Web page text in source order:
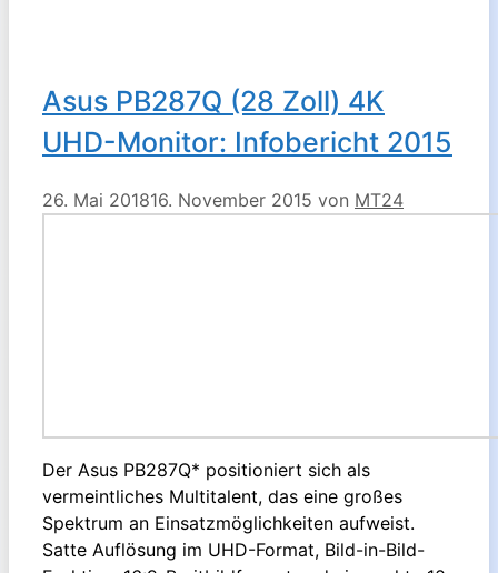
Asus PB287Q (28 Zoll) 4K
UHD-Monitor: Infobericht 2015
26. Mai 201816. November 2015 von MT24
Der Asus PB287Q* positioniert sich als
vermeintliches Multitalent, das eine großes
Spektrum an Einsatzmöglichkeiten aufweist.
Satte Auflösung im UHD-Format, Bild-in-Bild-